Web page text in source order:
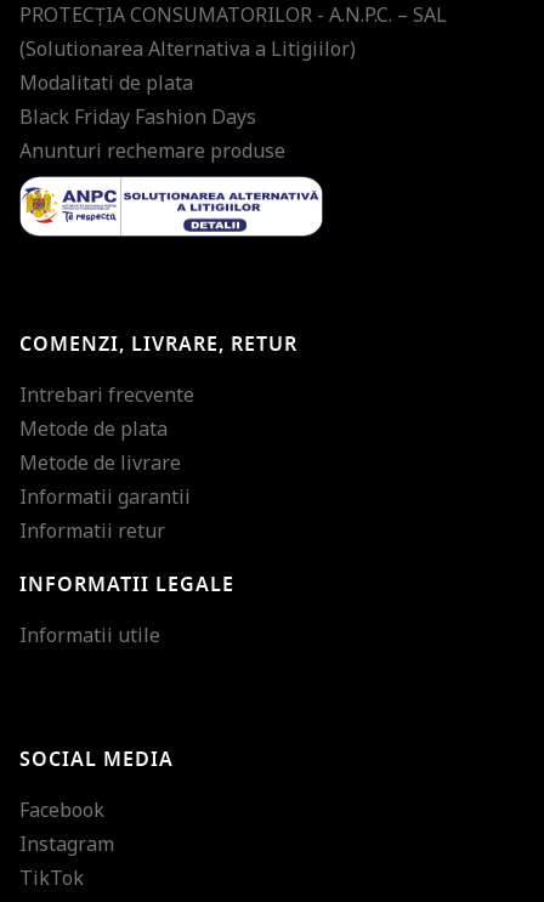
PROTECŢIA CONSUMATORILOR - A.N.P.C. – SAL
(Solutionarea Alternativa a Litigiilor)
Modalitati de plata
Black Friday Fashion Days
Anunturi rechemare produse
COMENZI, LIVRARE, RETUR
Intrebari frecvente
Metode de plata
Metode de livrare
Informatii garantii
Informatii retur
INFORMATII LEGALE
Informatii utile
SOCIAL MEDIA
Facebook
Instagram
TikTok